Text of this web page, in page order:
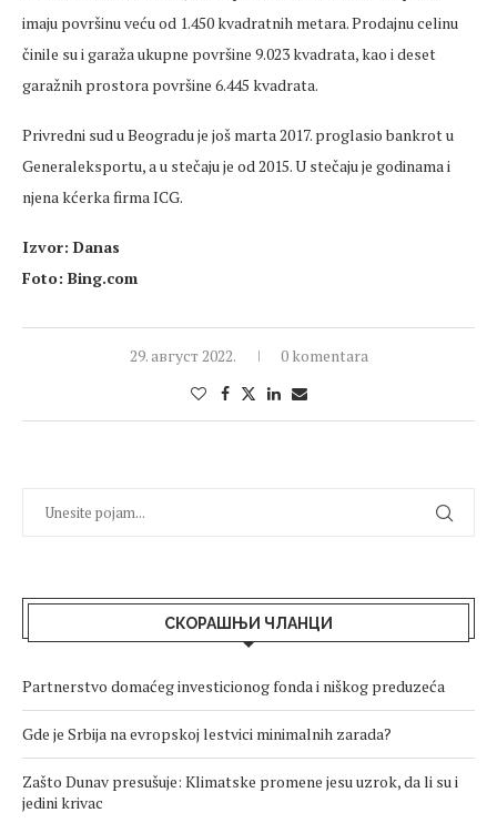
imaju površinu veću od 1.450 kvadratnih metara. Prodajnu celinu
činile su i garaža ukupne površine 9.023 kvadrata, kao i deset
garažnih prostora površine 6.445 kvadrata.
Privredni sud u Beogradu je još marta 2017. proglasio bankrot u
Generaleksportu, a u stečaju je od 2015. U stečaju je godinama i
njena kćerka firma ICG.
Izvor: Danas
Foto: Bing.com
29. август 2022. 0 komentara
СКОРАШЊИ ЧЛАНЦИ
Partnerstvo domaćeg investicionog fonda i niškog preduzeća
Gde je Srbija na evropskoj lestvici minimalnih zarada?
Zašto Dunav presušuje: Klimatske promene jesu uzrok, da li su i
jedini krivac